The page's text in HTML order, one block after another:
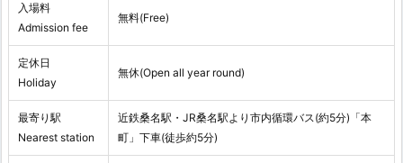
入場料
Admission fee
無料(Free)
定休日
Holiday
無休(Open all year round)
最寄り駅
Nearest station
近鉄桑名駅・JR桑名駅より市内循環バス(約5分)「本
町」下車(徒歩約5分)